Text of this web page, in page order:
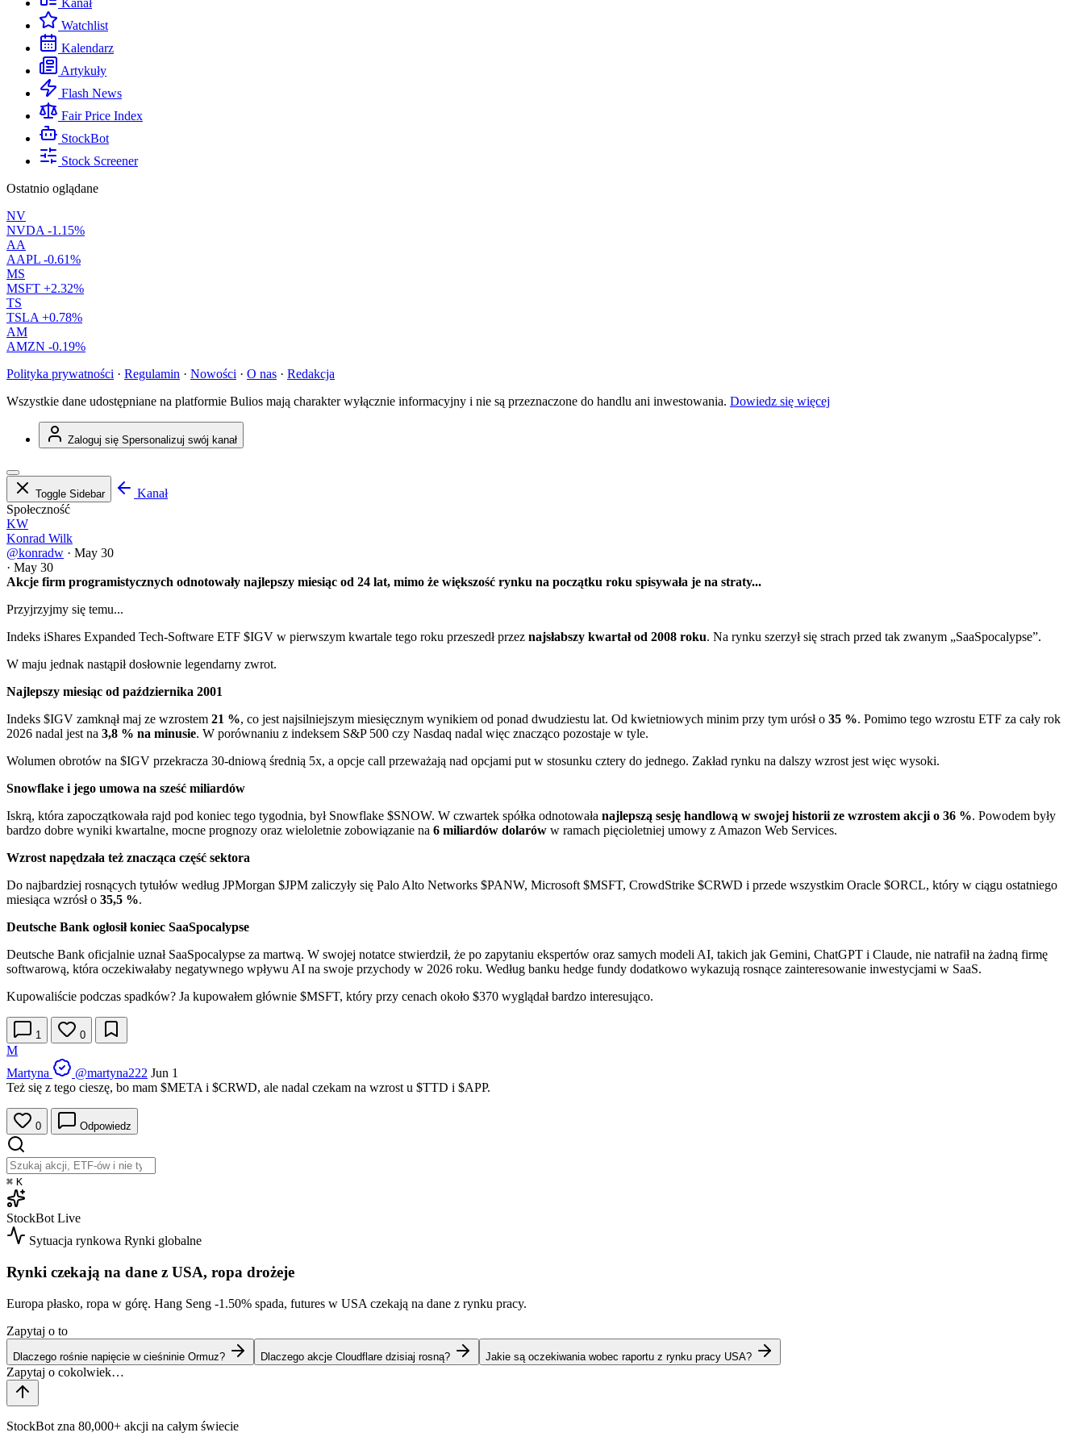
Kanał
Watchlist
Kalendarz
Artykuły
Flash News
Fair Price Index
StockBot
Stock Screener
Ostatnio oglądane
NV
NVDA -1.15%
AA
AAPL -0.61%
MS
MSFT +2.32%
TS
TSLA +0.78%
AM
AMZN -0.19%
Polityka prywatności · Regulamin · Nowości · O nas · Redakcja
Wszystkie dane udostępniane na platformie Bulios mają charakter wyłącznie informacyjny i nie są przeznaczone do handlu ani inwestowania. Dowiedz się więcej
Zaloguj się Spersonalizuj swój kanał
Toggle Sidebar
Kanał
Społeczność
KW
Konrad Wilk
@konradw · May 30
· May 30
Akcje firm programistycznych odnotowały najlepszy miesiąc od 24 lat, mimo że większość rynku na początku roku spisywała je na straty...
Przyjrzyjmy się temu...
Indeks iShares Expanded Tech-Software ETF $IGV w pierwszym kwartale tego roku przeszedł przez najsłabszy kwartał od 2008 roku. Na rynku szerzył się strach przed tak zwanym „SaaSpocalypse”.
W maju jednak nastąpił dosłownie legendarny zwrot.
Najlepszy miesiąc od października 2001
Indeks $IGV zamknął maj ze wzrostem 21 %, co jest najsilniejszym miesięcznym wynikiem od ponad dwudziestu lat. Od kwietniowych minim przy tym urósł o 35 %. Pomimo tego wzrostu ETF za cały rok
2026 nadal jest na 3,8 % na minusie. W porównaniu z indeksem S&P 500 czy Nasdaq nadal więc znacząco pozostaje w tyle.
Wolumen obrotów na $IGV przekracza 30-dniową średnią 5x, a opcje call przeważają nad opcjami put w stosunku cztery do jednego. Zakład rynku na dalszy wzrost jest więc wysoki.
Snowflake i jego umowa na sześć miliardów
Iskrą, która zapoczątkowała rajd pod koniec tego tygodnia, był Snowflake $SNOW. W czwartek spółka odnotowała najlepszą sesję handlową w swojej historii ze wzrostem akcji o 36 %. Powodem były
bardzo dobre wyniki kwartalne, mocne prognozy oraz wieloletnie zobowiązanie na 6 miliardów dolarów w ramach pięcioletniej umowy z Amazon Web Services.
Wzrost napędzała też znacząca część sektora
Do najbardziej rosnących tytułów według JPMorgan $JPM zaliczyły się Palo Alto Networks $PANW, Microsoft $MSFT, CrowdStrike $CRWD i przede wszystkim Oracle $ORCL, który w ciągu ostatniego
miesiąca wzrósł o 35,5 %.
Deutsche Bank ogłosił koniec SaaSpocalypse
Deutsche Bank oficjalnie uznał SaaSpocalypse za martwą. W swojej notatce stwierdził, że po zapytaniu ekspertów oraz samych modeli AI, takich jak Gemini, ChatGPT i Claude, nie natrafił na żadną firmę
softwarową, która oczekiwałaby negatywnego wpływu AI na swoje przychody w 2026 roku. Według banku hedge fundy dodatkowo wykazują rosnące zainteresowanie inwestycjami w SaaS.
Kupowaliście podczas spadków? Ja kupowałem głównie $MSFT, który przy cenach około $370 wyglądał bardzo interesująco.
1 0
M
Martyna
@martyna222 Jun 1
Też się z tego cieszę, bo mam $META i $CRWD, ale nadal czekam na wzrost u $TTD i $APP.
0 Odpowiedz
⌘ K
StockBot Live
Sytuacja rynkowa Rynki globalne
Rynki czekają na dane z USA, ropa drożeje
Europa płasko, ropa w górę. Hang Seng -1.50% spada, futures w USA czekają na dane z rynku pracy.
Zapytaj o to
Dlaczego rośnie napięcie w cieśninie Ormuz? Dlaczego akcje Cloudflare dzisiaj rosną? Jakie są oczekiwania wobec raportu z rynku pracy USA?
StockBot zna 80,000+ akcji na całym świecie